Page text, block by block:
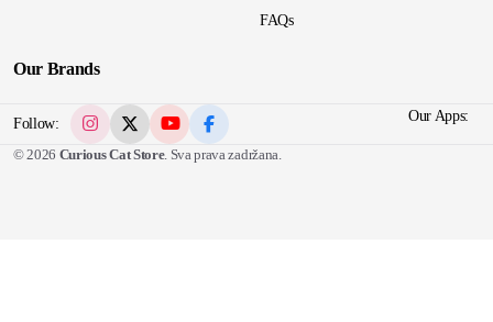
FAQs
Our Brands
Follow: Our Apps:
© 2026 Curious Cat Store. Sva prava zadržana.